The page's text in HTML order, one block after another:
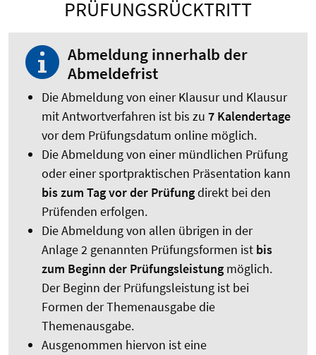
PRÜFUNGSRÜCKTRITT
Abmeldung innerhalb der
Abmeldefrist
Die Abmeldung von einer Klausur und Klausur
mit Antwortverfahren ist bis zu 7 Kalendertage
vor dem Prüfungsdatum online möglich.
Die Abmeldung von einer mündlichen Prüfung
oder einer sportpraktischen Präsentation kann
bis zum Tag vor der Prüfungdirekt bei den
Prüfenden erfolgen.
Die Abmeldung von allen übrigen in der
Anlage 2 genannten Prüfungsformen ist bis
zum Beginn der Prüfungsleistungmöglich.
Der Beginn der Prüfungsleistung ist bei
Formen der Themenausgabe die
Themenausgabe.
Ausgenommen hiervon ist eine